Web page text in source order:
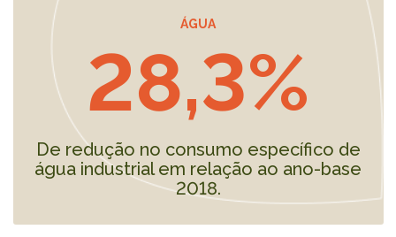
ÁGUA
28,3%
De redução no consumo específico de
água industrial em relação ao ano-base
2018.